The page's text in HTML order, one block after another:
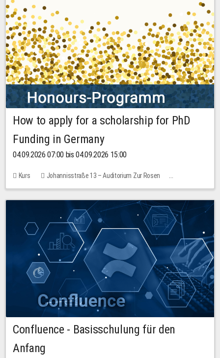
How to apply for a scholarship for PhD
Funding in Germany
04.09.2026 07:00 bis 04.09.2026 15:00
Kurs
Johannisstraße 13 – Auditorium Zur Rosen
Keine freien Plätze
Confluence - Basisschulung für den
Anfang